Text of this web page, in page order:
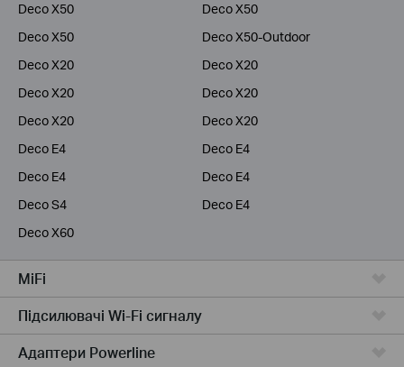
Deco X50
Deco X50
Deco X50
Deco X50-Outdoor
Deco X20
Deco X20
Deco X20
Deco X20
Deco X20
Deco X20
Deco E4
Deco E4
Deco E4
Deco E4
Deco S4
Deco E4
Deco X60
MiFi
Підсилювачi Wi-Fi сигналу
Адаптери Powerline